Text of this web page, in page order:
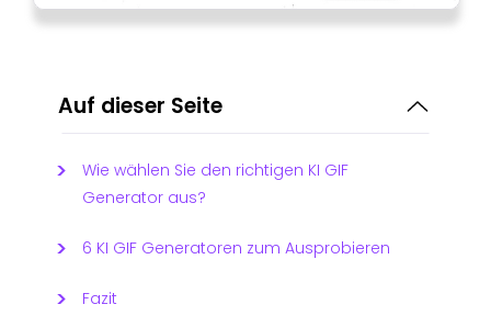
Auf dieser Seite
Wie wählen Sie den richtigen KI GIF
Generator aus?
6 KI GIF Generatoren zum Ausprobieren
Fazit